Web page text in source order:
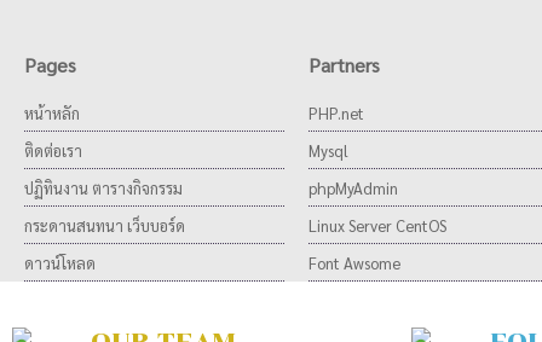
Pages
หน้าหลัก
ติดต่อเรา
ปฏิทินงาน ตารางกิจกรรม
กระดานสนทนา เว็บบอร์ด
ดาวน์โหลด
Partners
PHP.net
Mysql
phpMyAdmin
Linux Server CentOS
Font Awsome